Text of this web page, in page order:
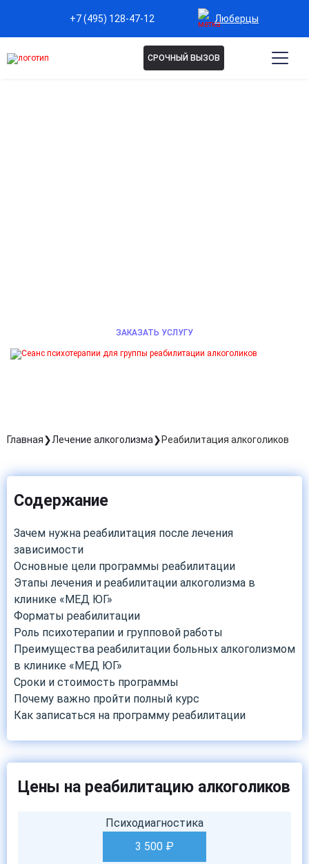
+7 (495) 128-47-12 Люберцы
СРОЧНЫЙ ВЫЗОВ
ЗАКАЗАТЬ УСЛУГУ
Главная Лечение алкоголизма Реабилитация алкоголиков
Содержание
Зачем нужна реабилитация после лечения
зависимости
Основные цели программы реабилитации
Этапы лечения и реабилитации алкоголизма в
клинике «МЕД ЮГ»
Форматы реабилитации
Роль психотерапии и групповой работы
Преимущества реабилитации больных алкоголизмом
в клинике «МЕД ЮГ»
Сроки и стоимость программы
Почему важно пройти полный курс
Как записаться на программу реабилитации
Цены на реабилитацию алкоголиков
Психодиагностика
3 500 ₽